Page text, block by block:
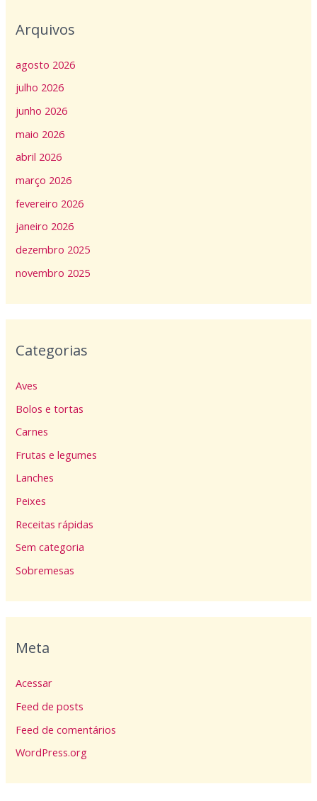
Arquivos
agosto 2026
julho 2026
junho 2026
maio 2026
abril 2026
março 2026
fevereiro 2026
janeiro 2026
dezembro 2025
novembro 2025
Categorias
Aves
Bolos e tortas
Carnes
Frutas e legumes
Lanches
Peixes
Receitas rápidas
Sem categoria
Sobremesas
Meta
Acessar
Feed de posts
Feed de comentários
WordPress.org